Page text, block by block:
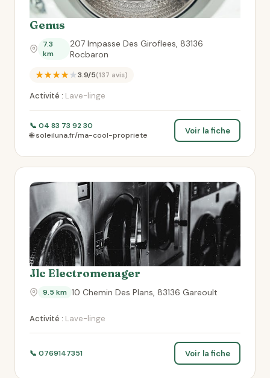
Genus
7.3
km
207 Impasse Des Giroflees, 83136
Rocbaron
★★★★★3.9/5(137 avis)
Activité : Lave-linge
📞 04 83 73 92 30
🌐 soleiluna.fr/ma-cool-propriete
Voir la fiche
Jlc Electromenager
9.5 km 10 Chemin Des Plans, 83136 Gareoult
Activité : Lave-linge
📞 0769147351 Voir la fiche